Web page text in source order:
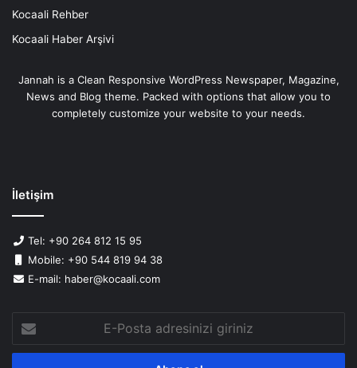
Kocaali Rehber
Kocaali Haber Arşivi
Jannah is a Clean Responsive WordPress Newspaper, Magazine,
News and Blog theme. Packed with options that allow you to
completely customize your website to your needs.
İletişim
Tel: +90 264 812 15 95
Mobile: +90 544 819 94 38
E-mail: haber@kocaali.com
Posta
adresinizi